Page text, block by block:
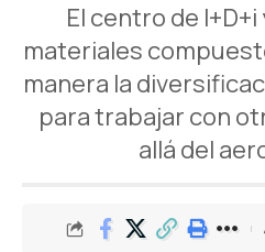
El centro de
materiales
manera la
para trabajar con
allá del